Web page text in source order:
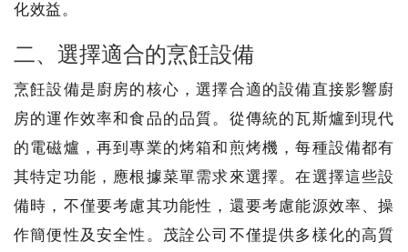
化效益。
二、選擇適合的烹飪設備
烹飪設備是廚房的核心，選擇合適的設備直接影響廚
房的運作效率和食品的品質。從傳統的瓦斯爐到現代
的電磁爐，再到專業的烤箱和煎烤機，每種設備都有
其特定功能，應根據菜單需求來選擇。在選擇這些設
備時，不僅要考慮其功能性，還要考慮能源效率、操
作簡便性及安全性。茂詮公司不僅提供多樣化的高質